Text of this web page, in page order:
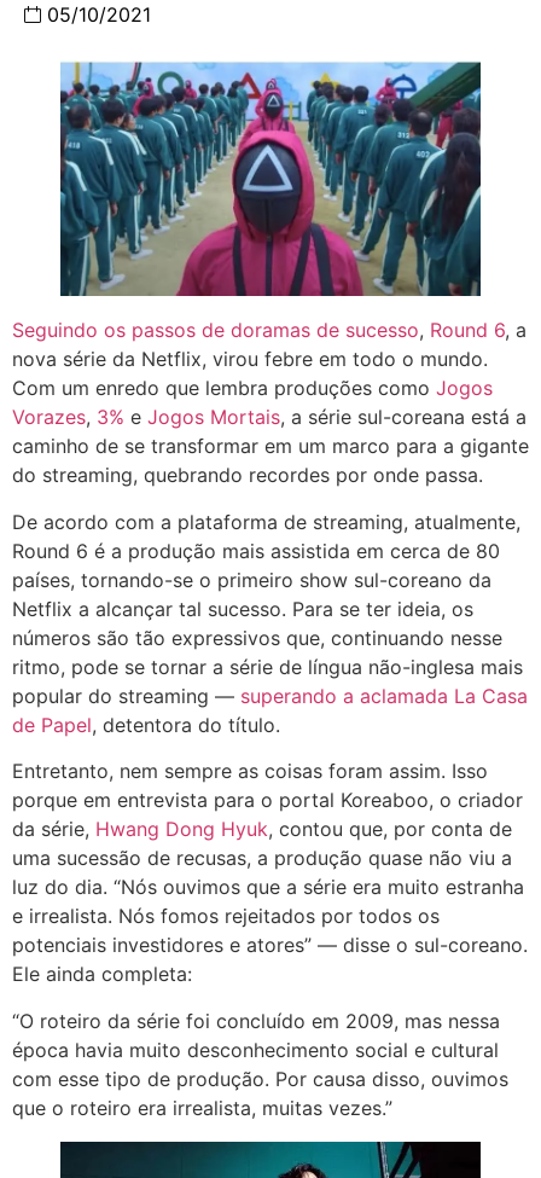
05/10/2021
Seguindo os passos de doramas de sucesso, Round 6, a
nova série da Netflix, virou febre em todo o mundo.
Com um enredo que lembra produções como Jogos
Vorazes, 3% e Jogos Mortais, a série sul-coreana está a
caminho de se transformar em um marco para a gigante
do streaming, quebrando recordes por onde passa.
De acordo com a plataforma de streaming, atualmente,
Round 6 é a produção mais assistida em cerca de 80
países, tornando-se o primeiro show sul-coreano da
Netflix a alcançar tal sucesso. Para se ter ideia, os
números são tão expressivos que, continuando nesse
ritmo, pode se tornar a série de língua não-inglesa mais
popular do streaming — superando a aclamada La Casa
de Papel, detentora do título.
Entretanto, nem sempre as coisas foram assim. Isso
porque em entrevista para o portal Koreaboo, o criador
da série, Hwang Dong Hyuk, contou que, por conta de
uma sucessão de recusas, a produção quase não viu a
luz do dia. “Nós ouvimos que a série era muito estranha
e irrealista. Nós fomos rejeitados por todos os
potenciais investidores e atores” — disse o sul-coreano.
Ele ainda completa:
“O roteiro da série foi concluído em 2009, mas nessa
época havia muito desconhecimento social e cultural
com esse tipo de produção. Por causa disso, ouvimos
que o roteiro era irrealista, muitas vezes.”